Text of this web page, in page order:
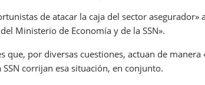
de atacar la caja del sector asegurador»
Ministerio de Economía y de la SSN».
que, por diversas cuestiones, actuan de
corrijan esa situación, en conjunto.